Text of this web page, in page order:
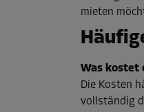
mieten
Was kostet
Die Kosten
vollständig